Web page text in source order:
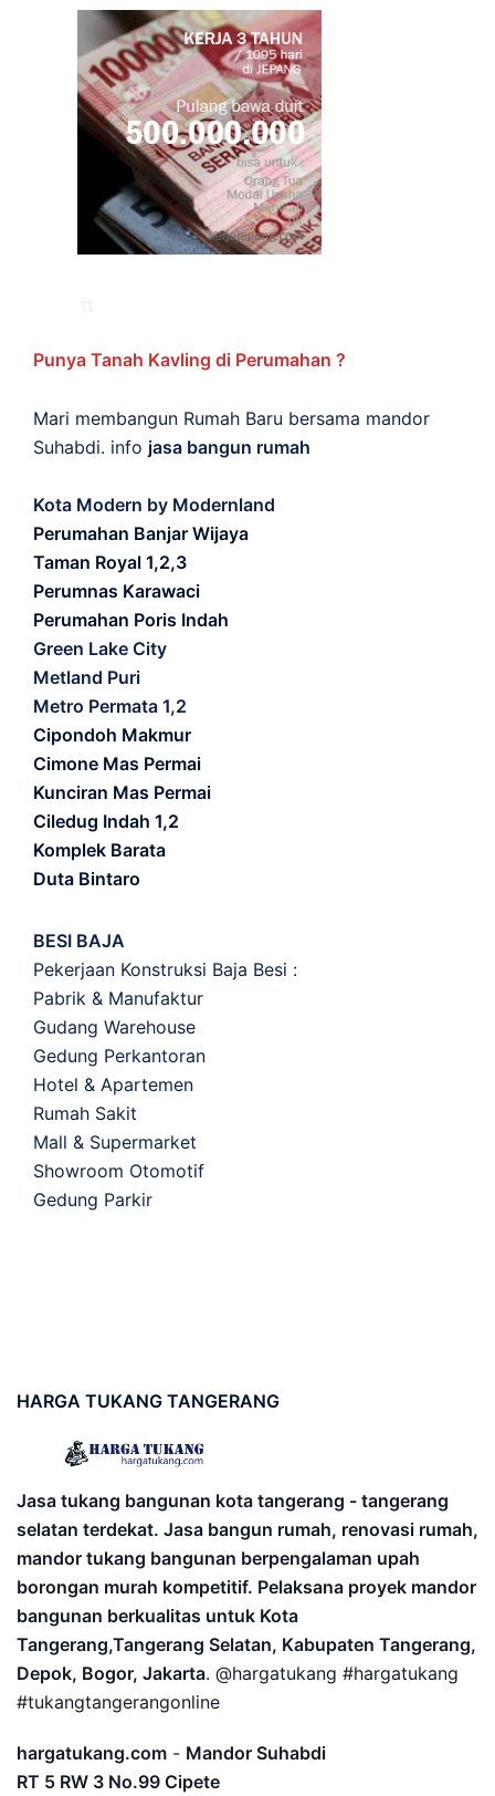
Punya Tanah Kavling di Perumahan ?
Mari membangun Rumah Baru bersama mandor
Suhabdi. info jasa bangun rumah
Kota Modern by Modernland
Perumahan Banjar Wijaya
Taman Royal 1,2,3
Perumnas Karawaci
Perumahan Poris Indah
Green Lake City
Metland Puri
Metro Permata 1,2
Cipondoh Makmur
Cimone Mas Permai
Kunciran Mas Permai
Ciledug Indah 1,2
Komplek Barata
Duta Bintaro
BESI BAJA
Pekerjaan Konstruksi Baja Besi :
Pabrik & Manufaktur
Gudang Warehouse
Gedung Perkantoran
Hotel & Apartemen
Rumah Sakit
Mall & Supermarket
Showroom Otomotif
Gedung Parkir
HARGA TUKANG TANGERANG
Jasa tukang bangunan kota tangerang - tangerang
selatan terdekat. Jasa bangun rumah, renovasi rumah,
mandor tukang bangunan berpengalaman upah
borongan murah kompetitif. Pelaksana proyek mandor
bangunan berkualitas untuk Kota
Tangerang,Tangerang Selatan, Kabupaten Tangerang,
Depok, Bogor, Jakarta. @hargatukang #hargatukang
#tukangtangerangonline
hargatukang.com - Mandor Suhabdi
RT 5 RW 3 No.99 Cipete